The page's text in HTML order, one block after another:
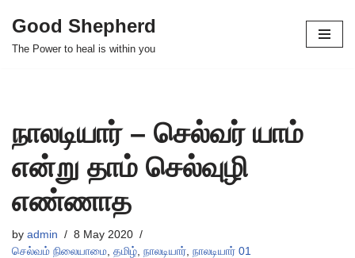
Skip
Good Shepherd
The Power to heal is within you
நாலடியார் – செல்வர் யாம்
என்று தாம் செல்வுழி
எண்ணாத
by admin
8 May 2020
செல்வம் நிலையாமை, தமிழ், நாலடியார், நாலடியார் 01